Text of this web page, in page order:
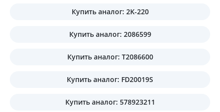
Купить аналог: 2K-220
Купить аналог: 2086599
Купить аналог: T2086600
Купить аналог: FD20019S
Купить аналог: 578923211